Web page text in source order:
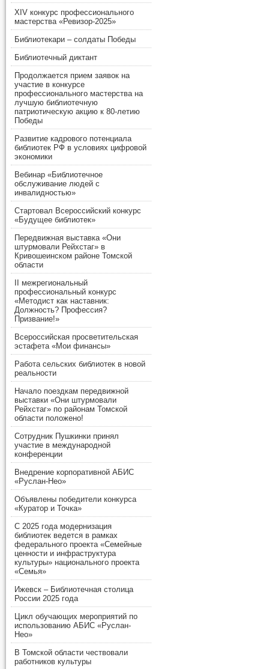
XIV конкурс профессионального
мастерства «Ревизор-2025»
Библиотекари – солдаты Победы
Библиотечный диктант
Продолжается прием заявок на
участие в конкурсе
профессионального мастерства на
лучшую библиотечную
патриотическую акцию к 80-летию
Победы
Развитие кадрового потенциала
библиотек РФ в условиях цифровой
экономики
Вебинар «Библиотечное
обслуживание людей с
инвалидностью»
Стартовал Всероссийский конкурс
«Будущее библиотек»
Передвижная выставка «Они
штурмовали Рейхстаг» в
Кривошеинском районе Томской
области
II межрегиональный
профессиональный конкурс
«Методист как наставник:
Должность? Профессия?
Призвание!»
Всероссийская просветительская
эстафета «Мои финансы»
Работа сельских библиотек в новой
реальности
Начало поездкам передвижной
выставки «Они штурмовали
Рейхстаг» по районам Томской
области положено!
Сотрудник Пушкинки принял
участие в международной
конференции
Внедрение корпоративной АБИС
«Руслан-Нео»
Объявлены победители конкурса
«Куратор и Точка»
С 2025 года модернизация
библиотек ведется в рамках
федерального проекта «Семейные
ценности и инфраструктура
культуры» национального проекта
«Семья»
Ижевск – Библиотечная столица
России 2025 года
Цикл обучающих мероприятий по
использованию АБИС «Руслан-
Нео»
В Томской области чествовали
работников культуры